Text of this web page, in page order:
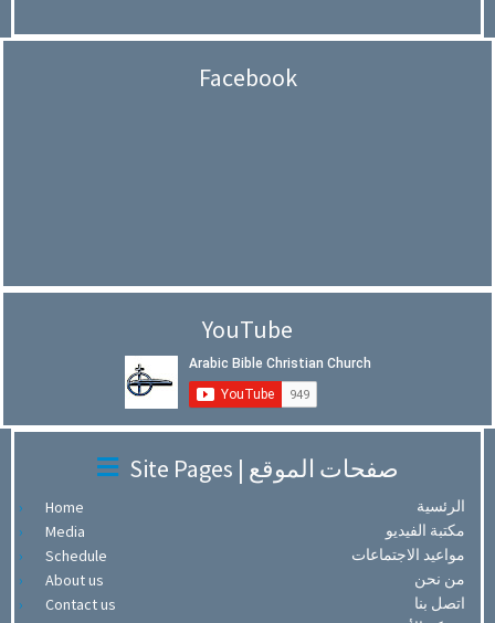
Facebook
YouTube
Site Pages | صفحات الموقع
Home
الرئسية
Media
مكتبة الفيديو
Schedule
مواعيد الاجتماعات
About us
من نحن
Contact us
اتصل بنا